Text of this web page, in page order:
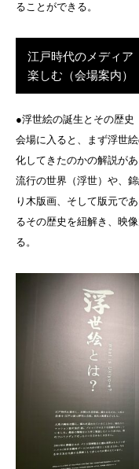
ることができる。
江戸時代のメディア
楽しむ（会場案内）
●浮世絵の誕生とその歴史
会場に入ると、まず浮世
化してきたのかの解説が
流行の世界（浮世）や、
り木版画、そして版元で
るその歴史を紐解き、映
る。